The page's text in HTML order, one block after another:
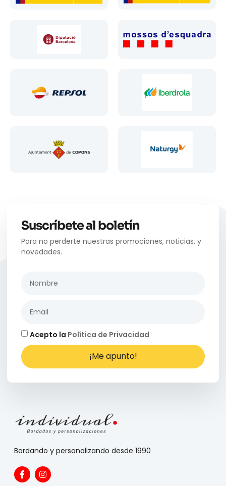
Suscríbete al boletín
Para no perderte nuestras promociones, noticias, y
novedades.
Acepto la Política de Privacidad
¡Me apunto!
Bordando y personalizando desde 1990